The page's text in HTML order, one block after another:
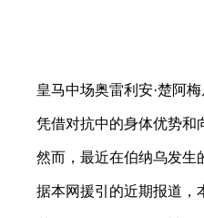
皇马中场奥雷利安·楚阿
凭借对抗中的身体优势和
然而，最近在伯纳乌发生
据本网援引的近期报道，